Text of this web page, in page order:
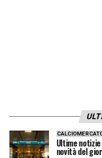
Ultime
novità del